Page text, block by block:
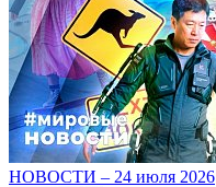
НОВОСТИ – 24 июля 2026